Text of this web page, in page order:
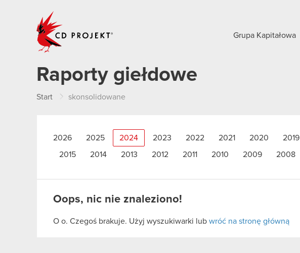
Grupa Kapitałowa
Raporty giełdowe
Start skonsolidowane
2026 2025 2024 2023 2022 2021 2020 2019
2015 2014 2013 2012 2011 2010 2009 2008
Oops, nic nie znaleziono!
O o. Czegoś brakuje. Użyj wyszukiwarki lub wróć na stronę główną